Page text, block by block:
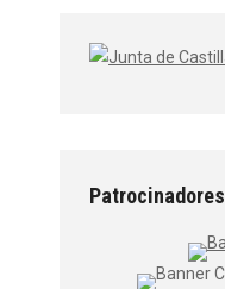
Patrocinadores